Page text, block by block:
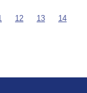
12 13
14